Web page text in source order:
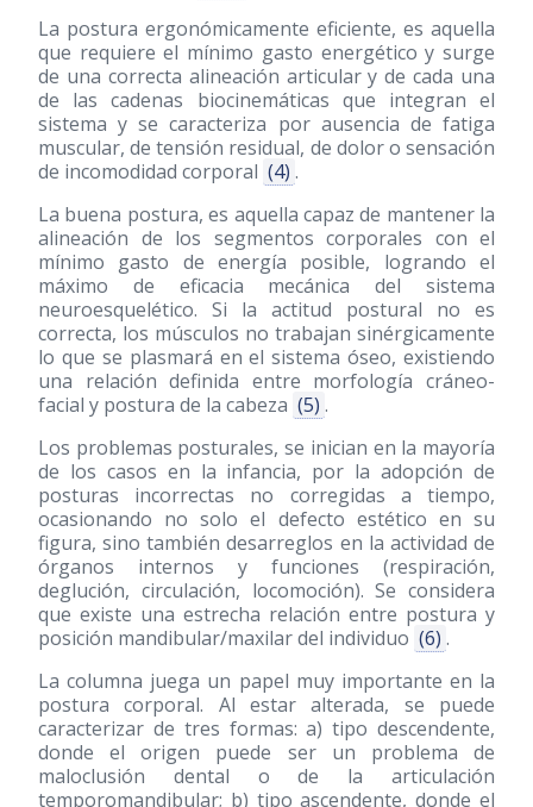
La postura ergonómicamente eficiente, es aquella
que requiere el mínimo gasto energético y surge
de una correcta alineación articular y de cada una
de las cadenas biocinemáticas que integran el
sistema y se caracteriza por ausencia de fatiga
muscular, de tensión residual, de dolor o sensación
de incomodidad corporal (4) .
La buena postura, es aquella capaz de mantener la
alineación de los segmentos corporales con el
mínimo gasto de energía posible, logrando el
máximo de eficacia mecánica del sistema
neuroesquelético. Si la actitud postural no es
correcta, los músculos no trabajan sinérgicamente
lo que se plasmará en el sistema óseo, existiendo
una relación definida entre morfología cráneo-
facial y postura de la cabeza (5) .
Los problemas posturales, se inician en la mayoría
de los casos en la infancia, por la adopción de
posturas incorrectas no corregidas a tiempo,
ocasionando no solo el defecto estético en su
figura, sino también desarreglos en la actividad de
órganos internos y funciones (respiración,
deglución, circulación, locomoción). Se considera
que existe una estrecha relación entre postura y
posición mandibular/maxilar del individuo (6) .
La columna juega un papel muy importante en la
postura corporal. Al estar alterada, se puede
caracterizar de tres formas: a) tipo descendente,
donde el origen puede ser un problema de
maloclusión dental o de la articulación
temporomandibular; b) tipo ascendente, donde el